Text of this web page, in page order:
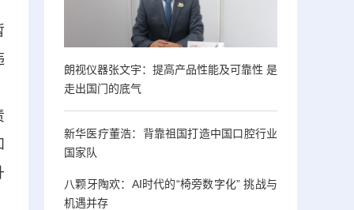
朗视仪器张文宇：提高产品性能及可靠性 是
走出国门的底气
新华医疗董浩：背靠祖国打造中国口腔行业
国家队
八颗牙陶欢：AI时代的“椅旁数字化” 挑战与
机遇并存